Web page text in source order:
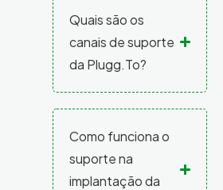
Quais são os
canais de suporte
da Plugg.To?
Como funciona o
suporte na
implantação da